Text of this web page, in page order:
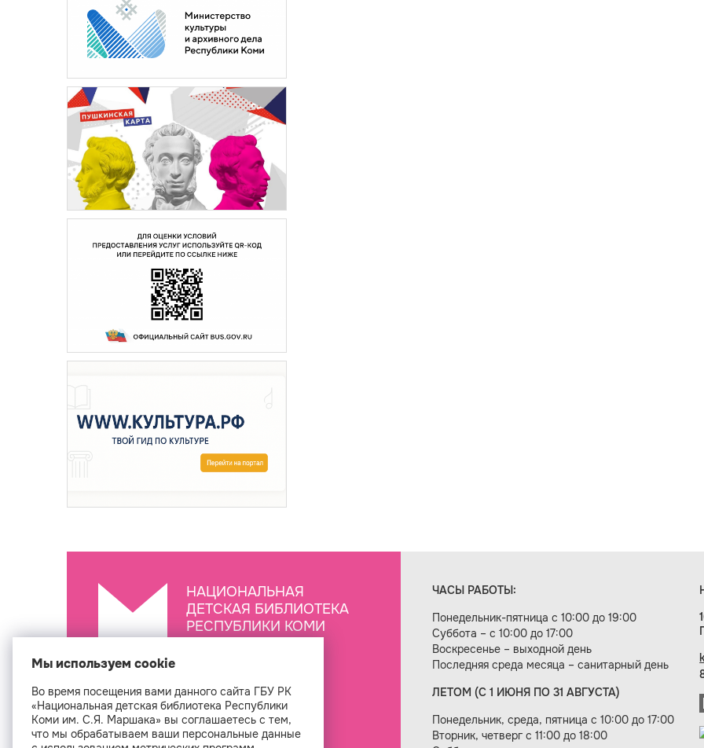
НАЦИОНАЛЬНАЯ
ДЕТСКАЯ БИБЛИОТЕКА
РЕСПУБЛИКИ КОМИ
ЧАСЫ РАБОТЫ:
Понедельник-пятница с 10:00 до 19:00
Суббота – с 10:00 до 17:00
Воскресенье – выходной день
Последняя среда месяца – санитарный день
ЛЕТОМ (С 1 ИЮНЯ ПО 31 АВГУСТА)
Понедельник, среда, пятница с 10:00 до 17:00
Вторник, четверг с 11:00 до 18:00
Создание сайта — веб-студия «Цифровой век»
Мы используем cookie
Во время посещения вами данного сайта ГБУ РК
«Национальная детская библиотека Республики
Коми им. С.Я. Маршака» вы соглашаетесь с тем,
что мы обрабатываем ваши персональные данные